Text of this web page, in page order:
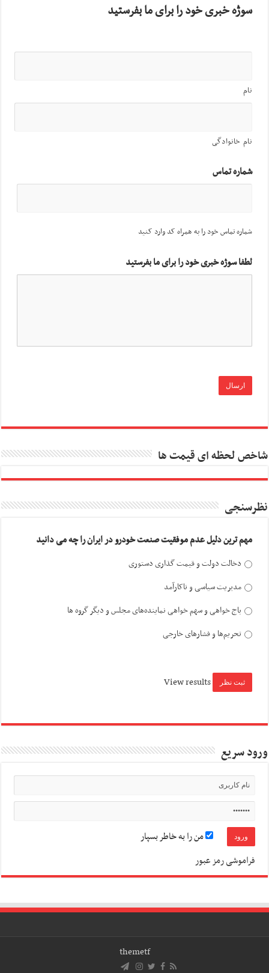
سوژه خبری خود را برای ما بفرستید
نام
نام خانوادگی
شماره تماس
شماره تماس خود را به همراه کد وارد کنید
لطفا سوژه خبری خود را برای ما بفرستید
شاخص لحظه ای قیمت ها
نظرسنجی
مهم ترین دلیل عدم موفقیت صنعت خودرو در ایران را چه می دانید
دخالت دولت و قیمت گذاری دستوری
مدیریت سیاسی و ناکارآمد
باج خواهی و سهم خواهی نماینده‌های مجلس و دیگر گروه ها
تحریم‌ها و فشارهای خارجی
View results
ورود سریع
من را به خاطر بسپار
فراموشی رمز عبور
themetf